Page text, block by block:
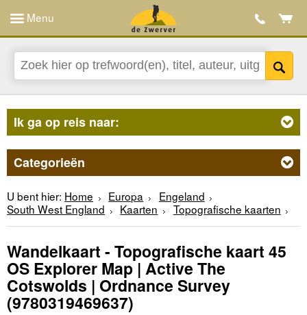
Menu
Ik ga op reis naar:
Categorieën
U bent hier: Home Europa
Engeland
South West England
Kaarten Topografische kaarten
Wandelkaart - Topografische kaart 45
OS Explorer Map | Active The
Cotswolds | Ordnance Survey
(9780319469637)